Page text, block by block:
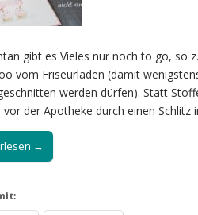
gibt es Vieles nur noch to go, so
vom Friseurladen (damit
werden dürfen). Statt
vor der Apotheke durch einen
→